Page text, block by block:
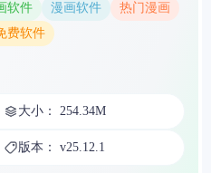
软件 漫画软件
热门漫画
费软件
大小： 254.34M
版本： v25.12.1